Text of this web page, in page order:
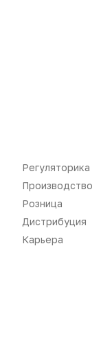
Регуляторика
Производство
Розница
Дистрибуция
Карьера